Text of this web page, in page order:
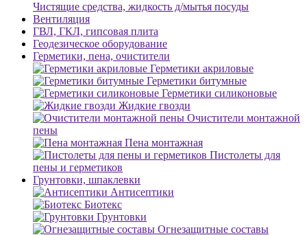
Чистящие средства, жидкость д/мытья посуды
Вентиляция
ГВЛ, ГКЛ, гипсовая плита
Геодезическое оборудование
Герметики, пена, очистители
Герметики акриловые
Герметики битумные
Герметики силиконовые
Жидкие гвозди
Очистители монтажной
пены
Пена монтажная
Пистолеты для
пены и герметиков
Грунтовки, шпаклевки
Антисептики
Биотекс
Грунтовки
Огнезащитные составы